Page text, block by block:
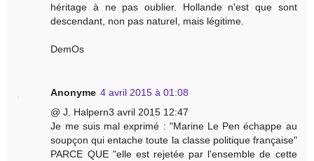
héritage à ne pas oublier. Hollande n'est que sont
descendant, non pas naturel, mais légitime.
DemOs
Anonyme 4 avril 2015 à 01:08
@ J. Halpern3 avril 2015 12:47
Je me suis mal exprimé : "Marine Le Pen échappe au
soupçon qui entache toute la classe politique française"
PARCE QUE "elle est rejetée par l'ensemble de cette